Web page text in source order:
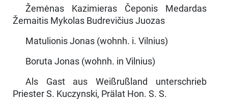
Žemėnas Kazimieras Čeponis Medardas
Žemaitis Mykolas Budrevičius Juozas
Matulionis Jonas (wohnh. i. Vilnius)
Boruta Jonas (wohnh. in Vilnius)
Als Gast aus Weißrußland unterschrieb
Priester S. Kuczynski, Prälat Hon. S. S.